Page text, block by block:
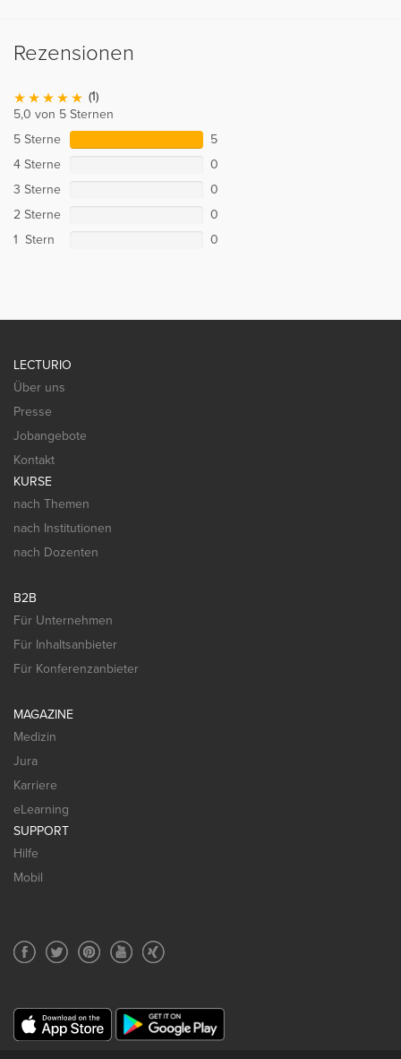
Rezensionen
(1)
5,0 von 5 Sternen
5 Sterne
5
4 Sterne
0
3 Sterne
0
2 Sterne
0
1 Stern
0
LECTURIO
Über uns
Presse
Jobangebote
Kontakt
KURSE
nach Themen
nach Institutionen
nach Dozenten
B2B
Für Unternehmen
Für Inhaltsanbieter
Für Konferenzanbieter
MAGAZINE
Medizin
Jura
Karriere
eLearning
SUPPORT
Hilfe
Mobil